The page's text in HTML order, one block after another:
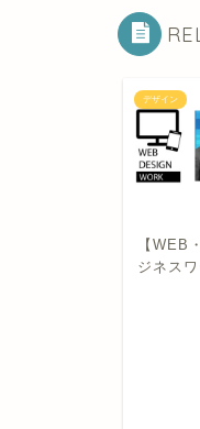
デザイン
【WEB
ジネス